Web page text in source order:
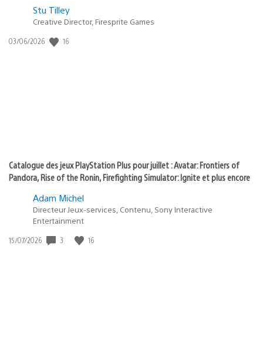
Postée
:
Stu Tilley
Creative Director, Firesprite Games
Date
03/06/2026 16
Catalogue des jeux PlayStation Plus pour juillet : Avatar: Frontiers of
Pandora, Rise of the Ronin, Firefighting Simulator: Ignite et plus encore
Adam Michel
Directeur Jeux-services, Contenu, Sony Interactive
Entertainment
Date
15/07/2026 3 16